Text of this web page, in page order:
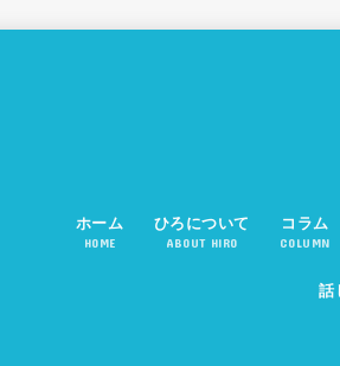
ホーム
HOME
ひろについて
ABOUT HIRO
コラム
COLUMN
話